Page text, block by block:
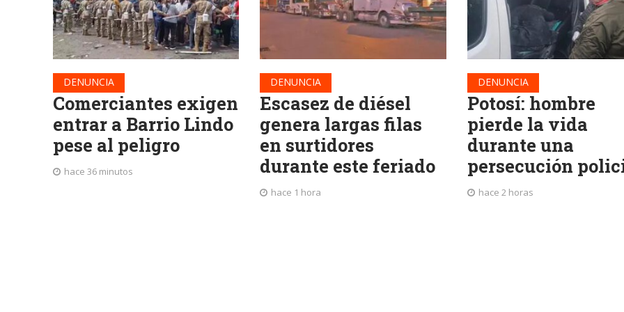
DENUNCIA
Comerciantes exigen
entrar a Barrio Lindo
pese al peligro
hace 36 minutos
DENUNCIA
Escasez de diésel
genera largas filas
en surtidores
durante este feriado
hace 1 hora
DENUNCIA
Potosí: hombre
pierde la vida
durante una
persecución
hace 2 horas